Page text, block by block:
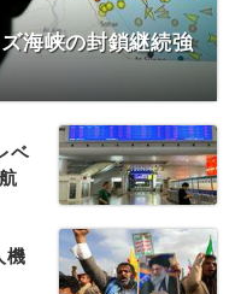
海峡の封鎖継続強
ベ
機